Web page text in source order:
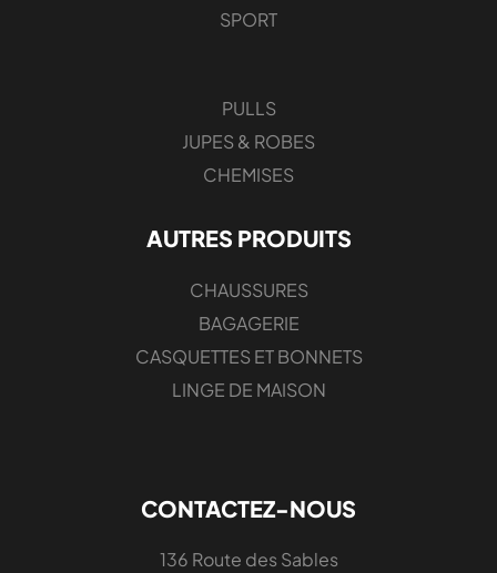
SPORT
PULLS
JUPES & ROBES
CHEMISES
AUTRES PRODUITS
CHAUSSURES
BAGAGERIE
CASQUETTES ET BONNETS
LINGE DE MAISON
CONTACTEZ-NOUS
136 Route des Sables